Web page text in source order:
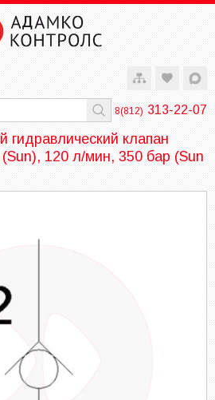
8(812) 313-22-07
гидравлический клапан
120 л/мин, 350 бар (Sun